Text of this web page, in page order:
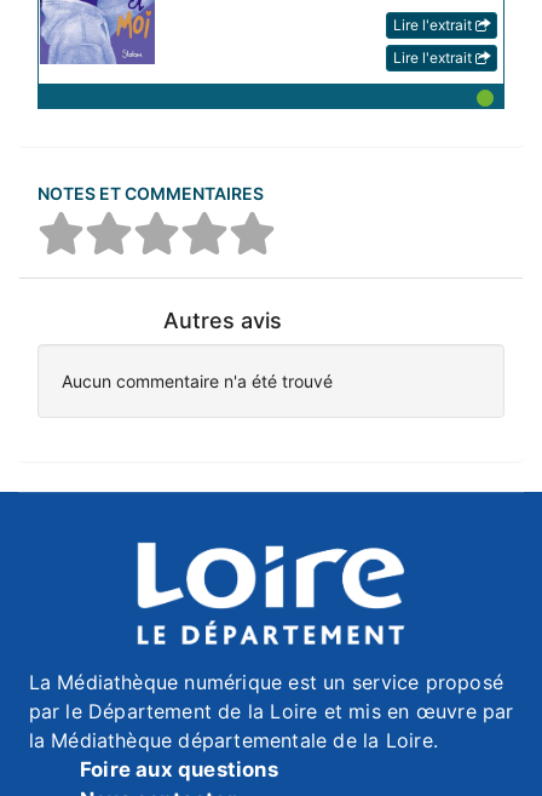
Lire l'extrait
Lire l'extrait
NOTES ET COMMENTAIRES
Autres avis
Aucun commentaire n'a été trouvé
La Médiathèque numérique est un service proposé
par le Département de la Loire et mis en œuvre par
la Médiathèque départementale de la Loire.
Foire aux questions